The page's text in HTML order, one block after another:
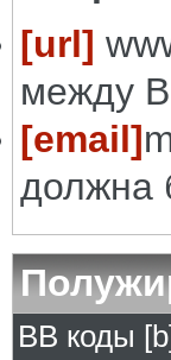
[url]
между
[email]
должна
BB коды